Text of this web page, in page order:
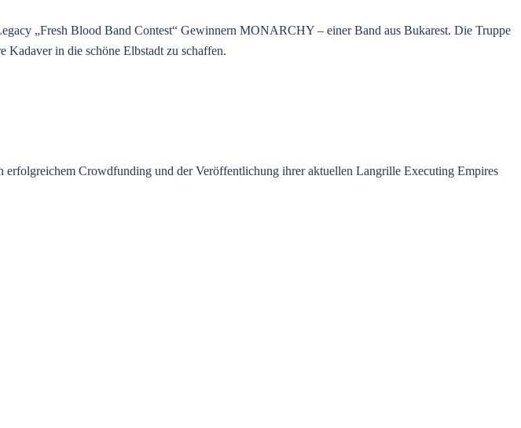
„Fresh Blood Band Contest“ Gewinnern MONARCHY – einer Band aus Bukarest. Die Truppe
Kadaver in die schöne Elbstadt zu schaffen.
Crowdfunding und der Veröffentlichung ihrer aktuellen Langrille Executing Empires